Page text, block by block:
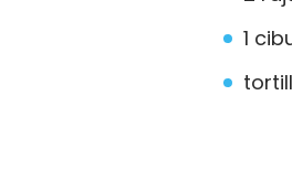
1